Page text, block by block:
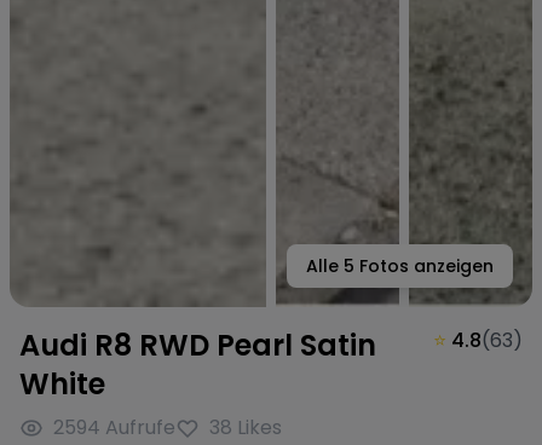
Alle 5 Fotos anzeigen
Audi R8 RWD Pearl Satin
White
2594 Aufrufe 38 Likes
⭐ 4.8(63)